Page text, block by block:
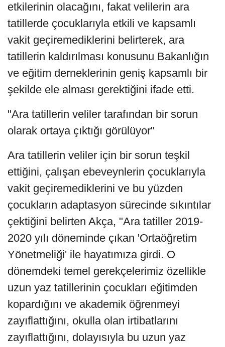
etkilerinin olacağını, fakat velilerin ara
tatillerde çocuklarıyla etkili ve kapsamlı
vakit geçiremediklerini belirterek, ara
tatillerin kaldırılması konusunu Bakanlığın
ve eğitim derneklerinin geniş kapsamlı bir
şekilde ele alması gerektiğini ifade etti.
"Ara tatillerin veliler tarafından bir sorun
olarak ortaya çıktığı görülüyor"
Ara tatillerin veliler için bir sorun teşkil
ettiğini, çalışan ebeveynlerin çocuklarıyla
vakit geçiremediklerini ve bu yüzden
çocukların adaptasyon sürecinde sıkıntılar
çektiğini belirten Akça, "Ara tatiller 2019-
2020 yılı döneminde çıkan 'Ortaöğretim
Yönetmeliği' ile hayatımıza girdi. O
dönemdeki temel gerekçelerimiz özellikle
uzun yaz tatillerinin çocukları eğitimden
kopardığını ve akademik öğrenmeyi
zayıflattığını, okulla olan irtibatlarını
zayıflattığını, dolayısıyla bu uzun yaz